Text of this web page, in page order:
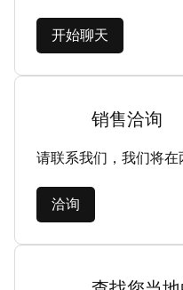
开始聊天
销售洽询
请联系我们，我们将在
洽询